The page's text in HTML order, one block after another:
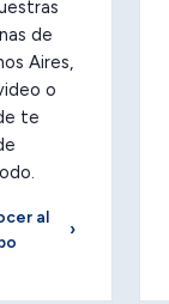
de
Aires,
o
te
al
›